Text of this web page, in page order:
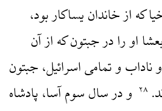
که از خاندان یساکار بود،
او را در جبتون که از آن
و تمامی اسرائیل، جبتون
۲۸ و در سال سوم آسا، پادشاه